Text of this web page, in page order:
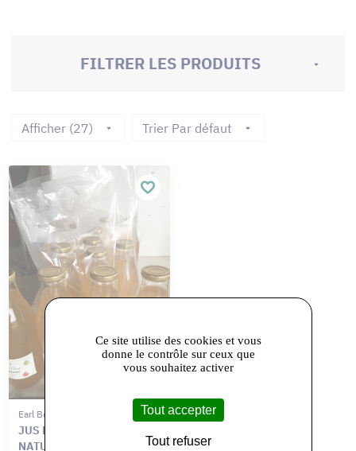
FILTRER LES PRODUITS
Afficher (27) Trier Par défaut
Earl Benoit Maurice
JUS DE POMMES 100%
NATUREL
Ce site utilise des cookies et vous
donne le contrôle sur ceux que
vous souhaitez activer
Tout accepter
Tout refuser